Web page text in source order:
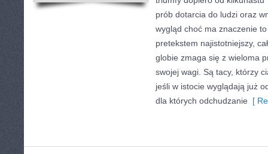
prób dotarcia do ludzi oraz
wygląd choć ma znaczenie
pretekstem najistotniejszy,
globie zmaga się z wieloma
swojej wagi. Są tacy, którzy
jeśli w istocie wyglądają już
dla których odchudzanie [